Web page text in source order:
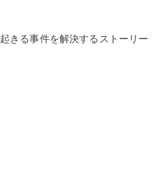
きる事件を解決するストーリー